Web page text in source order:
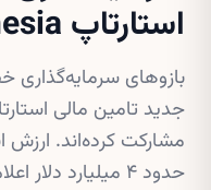
استارتاپ Synthesia
بازوهای سرمایه‌گذاری
مشارکت کرده‌اند. ارزش
حدود ۴ میلیارد دلار اعلام شده است.